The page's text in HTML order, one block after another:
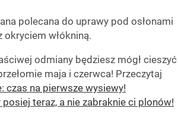
polecana do uprawy pod osłonami
okryciem włókniną.
odmiany będziesz mógł cieszyć
maja i czerwca! Przeczytaj
czas na pierwsze wysiewy!
teraz, a nie zabraknie ci plonów!